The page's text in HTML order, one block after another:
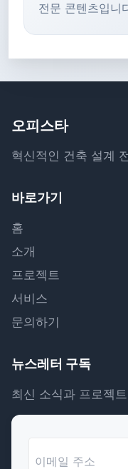
전문 콘텐츠입니
오피스타
혁신적인 건축 설계
바로가기
홈
소개
프로젝트
서비스
문의하기
뉴스레터 구독
최신 소식과 프로젝